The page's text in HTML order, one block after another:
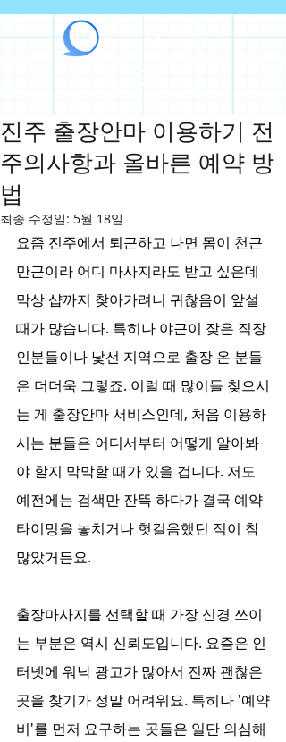
라인출장안마
진주 출장안마 이용하기 전
주의사항과 올바른 예약 방
법
최종 수정일: 5월 18일
요즘 진주에서 퇴근하고 나면 몸이 천근
만근이라 어디 마사지라도 받고 싶은데
막상 샵까지 찾아가려니 귀찮음이 앞설
때가 많습니다. 특히나 야근이 잦은 직장
인분들이나 낯선 지역으로 출장 온 분들
은 더더욱 그렇죠. 이럴 때 많이들 찾으시
는 게 출장안마 서비스인데, 처음 이용하
시는 분들은 어디서부터 어떻게 알아봐
야 할지 막막할 때가 있을 겁니다. 저도
예전에는 검색만 잔뜩 하다가 결국 예약
타이밍을 놓치거나 헛걸음했던 적이 참
많았거든요.
출장마사지를 선택할 때 가장 신경 쓰이
는 부분은 역시 신뢰도입니다. 요즘은 인
터넷에 워낙 광고가 많아서 진짜 괜찮은
곳을 찾기가 정말 어려워요. 특히나 '예약
비'를 먼저 요구하는 곳들은 일단 의심해